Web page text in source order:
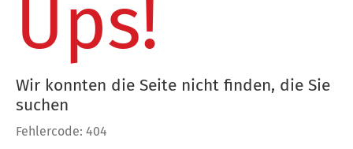
Ups!
Wir konnten die Seite nicht finden, die Sie
suchen
Fehlercode: 404